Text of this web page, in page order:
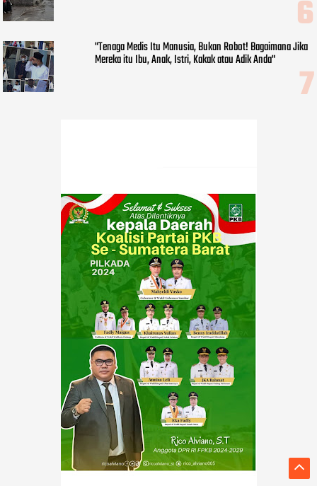
"Tenaga Medis Itu Manusia, Bukan Robot! Bagaimana Jika
Mereka itu Ibu, Anak, Istri, Kakak atau Adik Anda"